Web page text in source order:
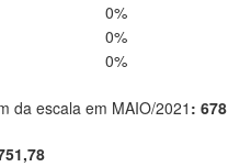
0%
0%
0%
da escala em MAIO/2021 : 678